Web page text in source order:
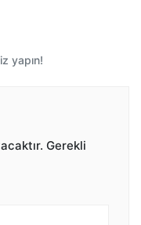
yapın!
Gerekli